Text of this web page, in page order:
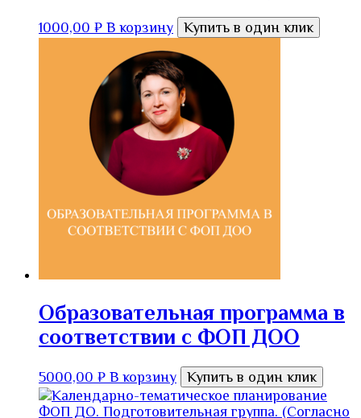
1000,00 ₽ В корзину Купить в один клик
Образовательная программа в
соответствии с ФОП ДОО
5000,00 ₽ В корзину Купить в один клик